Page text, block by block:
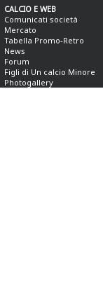
CALCIO E WEB
Comunicati società
Mercato
Tabella Promo-Retro
News
Forum
Figli di Un calcio Minore
Photogallery